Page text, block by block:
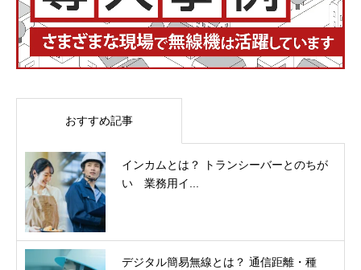
おすすめ記事
インカムとは？ トランシーバーとのちが
い 業務用イ...
デジタル簡易無線とは？ 通信距離・種